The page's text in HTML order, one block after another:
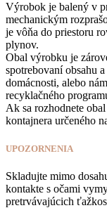
Výrobok je balený v
mechanickým
je vôňa do priestoru
plynov.
Obal výrobku je
spotrebovaní obsahu
domácnosti, alebo
recyklačného
Ak sa rozhodnete
kontajnera určeného
UPOZORNENIA
Skladujte mimo
kontakte s očami
pretrvávajúcich